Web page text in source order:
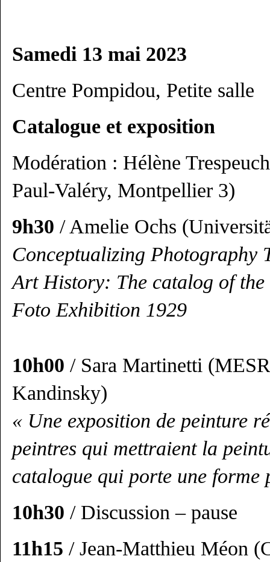
Samedi 13 mai 2023
Centre Pompidou, Petite salle
Catalogue et exposition
Modération : Hélène
Paul-Valéry, Montpellier 3)
9h30 / Amelie Ochs
Conceptualizing Photography
Art History: The catalog of
Foto Exhibition 1929
10h00 / Sara Martinetti
Kandinsky)
« Une exposition de peinture
peintres qui mettraient la
catalogue qui porte une forme
10h30 / Discussion – pause
11h15 / Jean-Matthieu Méon